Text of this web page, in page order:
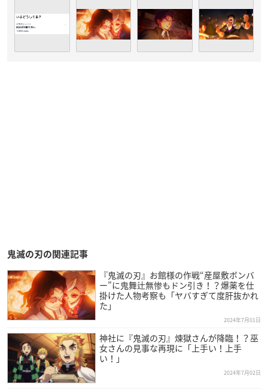
鬼滅の刃の関連記事
『鬼滅の刃』お館様の作戦“産屋敷ボンバ
ー”に鬼舞辻無惨もドン引き！？爆薬を仕
掛けた人物考察も「ヤバすぎて度肝抜かれ
た」
2024年7月01日
神社に『鬼滅の刃』煉獄さんが降臨！？巫
女さんの見事な再現に「上手い！上手
い！」
2024年7月02日